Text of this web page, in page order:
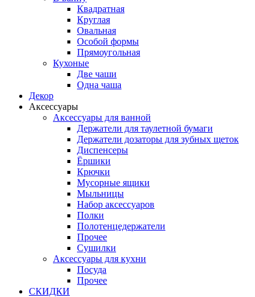
Квадратная
Круглая
Овальная
Особой формы
Прямоугольная
Кухоные
Две чаши
Одна чаша
Декор
Аксессуары
Аксессуары для ванной
Держатели для таулетной бумаги
Держатели дозаторы для зубных щеток
Диспенсеры
Ёршики
Крючки
Мусорные ящики
Мыльницы
Набор аксессуаров
Полки
Полотенцедержатели
Прочее
Сушилки
Аксессуары для кухни
Посуда
Прочее
СКИДКИ